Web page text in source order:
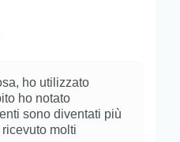
ho utilizzato
ho notato
sono diventati più
molti